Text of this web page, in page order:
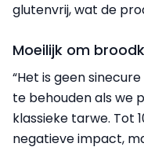
glutenvrij, wat de
Moeilijk om
“Het is geen
te behouden als we
klassieke tarwe. Tot
negatieve impact,